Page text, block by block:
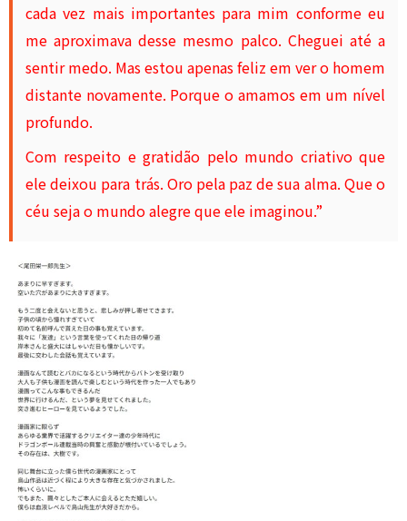
cada vez mais importantes para mim conforme eu
me aproximava desse mesmo palco. Cheguei até a
sentir medo. Mas estou apenas feliz em ver o homem
distante novamente. Porque o amamos em um nível
profundo.
Com respeito e gratidão pelo mundo criativo que
ele deixou para trás. Oro pela paz de sua alma. Que o
céu seja o mundo alegre que ele imaginou.”